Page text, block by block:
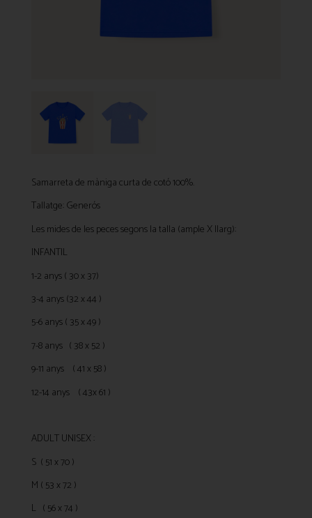
Samarreta de màniga curta de cotó 100%.
Tallatge: Generós
Les mides de les peces segons la talla (ample X llarg):
INFANTIL
1-2 anys ( 30 x 37)
3-4 anys (32 x 44 )
5-6 anys ( 35 x 49 )
7-8 anys ( 38 x 52 )
9-11 anys ( 41 x 58 )
12-14 anys ( 43x 61 )
ADULT UNISEX :
S ( 51 x 70 )
M ( 53 x 72 )
L ( 56 x 74 )